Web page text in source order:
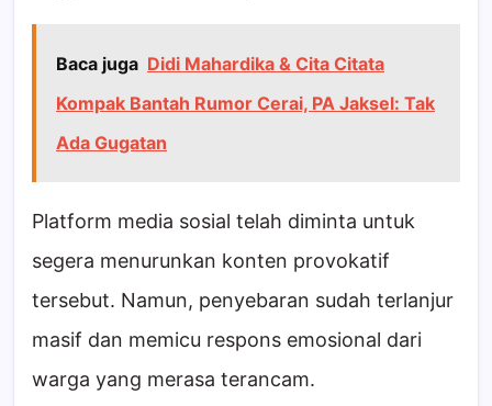
Baca juga Didi Mahardika & Cita Citata
Kompak Bantah Rumor Cerai, PA Jaksel: Tak
Ada Gugatan
Platform media sosial telah diminta untuk
segera menurunkan konten provokatif
tersebut. Namun, penyebaran sudah terlanjur
masif dan memicu respons emosional dari
warga yang merasa terancam.